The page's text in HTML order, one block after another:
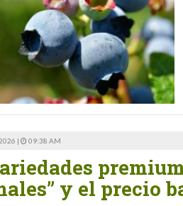
| 09:38 AM
y el precio